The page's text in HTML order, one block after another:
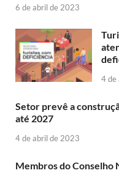
6 de abril de 2023
4 de
Setor prevê a
até 2027
4 de abril de 2023
Membros do Conselho